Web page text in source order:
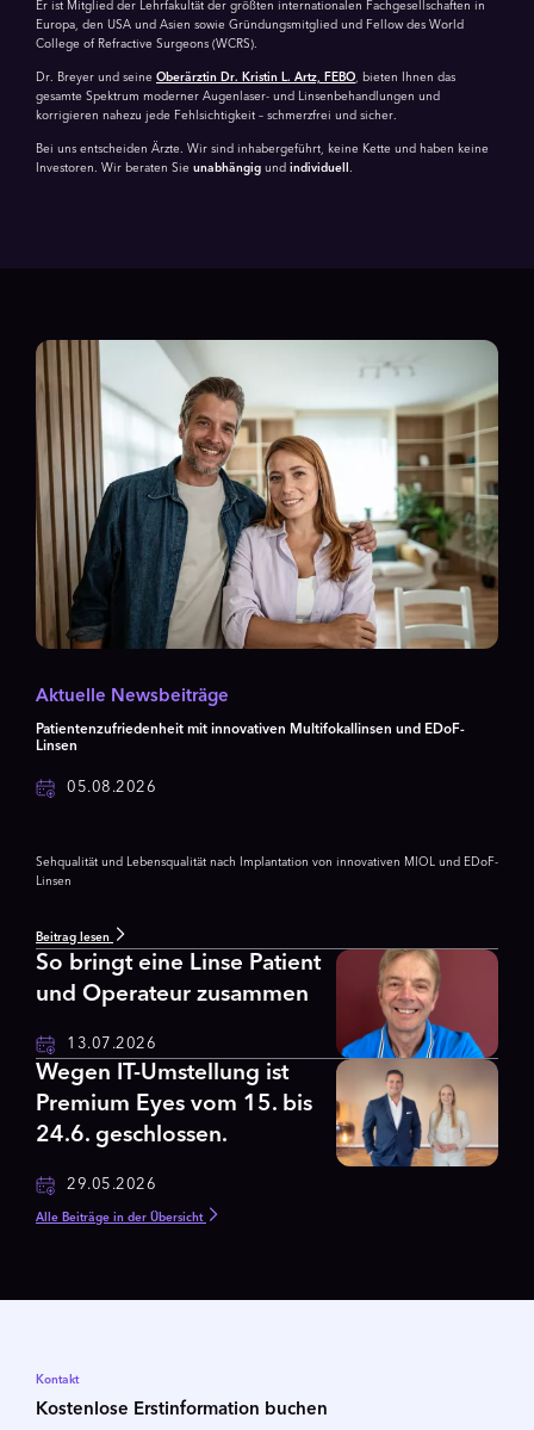
Er ist Mitglied der Lehrfakultät der größten internationalen Fachgesellschaften in
Europa, den USA und Asien sowie Gründungsmitglied und Fellow des World
College of Refractive Surgeons (WCRS).
Dr. Breyer und seine Oberärztin Dr. Kristin L. Artz, FEBO, bieten Ihnen das
gesamte Spektrum moderner Augenlaser- und Linsen­behandlungen und
korrigieren nahezu jede Fehlsichtigkeit – schmerzfrei und sicher.
Bei uns entscheiden Ärzte. Wir sind inhabergeführt, keine Kette und haben keine
Investoren. Wir beraten Sie unabhängig und individuell .
Aktuelle Newsbeiträge
Patientenzufriedenheit mit innovativen Multifokallinsen und EDoF-
Linsen
05.08.2026
Sehqualität und Lebensqualität nach Implantation von innovativen MIOL und EDoF-
Linsen
Beitrag lesen
So bringt eine Linse Patient
und Operateur zusammen
13.07.2026
Wegen IT-Umstellung ist
Premium Eyes vom 15. bis
24.6. geschlossen.
29.05.2026
Alle Beiträge in der Übersicht
Kontakt
Kostenlose Erstinformation buchen